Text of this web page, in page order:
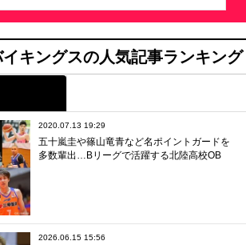
キングスの人気記事ランキング
2020.07.13 19:29
五十嵐圭や篠山竜青など名ポイントガードを
多数輩出…Bリーグで活躍する北陸高校OB
2026.06.15 15:56